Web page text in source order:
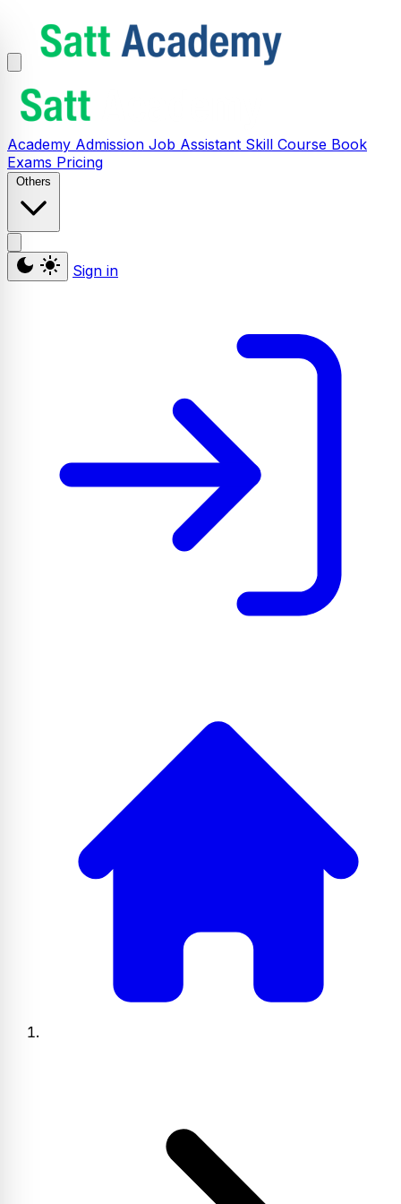
Academy Admission Job Assistant Skill Course Book
Exams Pricing
Others
Sign in